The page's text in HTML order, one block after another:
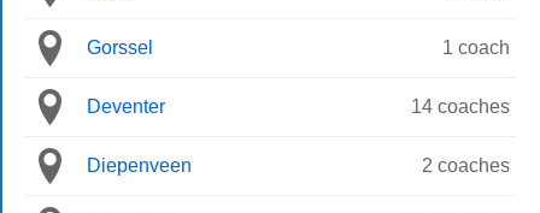
Gorssel 1 coach
Deventer 14 coaches
Diepenveen 2 coaches